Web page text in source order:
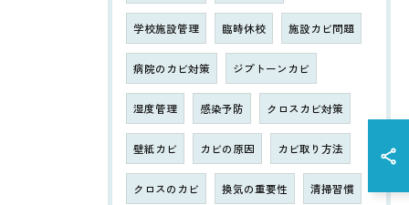
学校施設管理 臨時休校 施設カビ問題
病院のカビ対策 ジプトーンカビ
湿度管理 感染予防 クロスカビ対策
壁紙カビ カビの原因 カビ取り方法
クロスのカビ 換気の重要性 清掃習慣